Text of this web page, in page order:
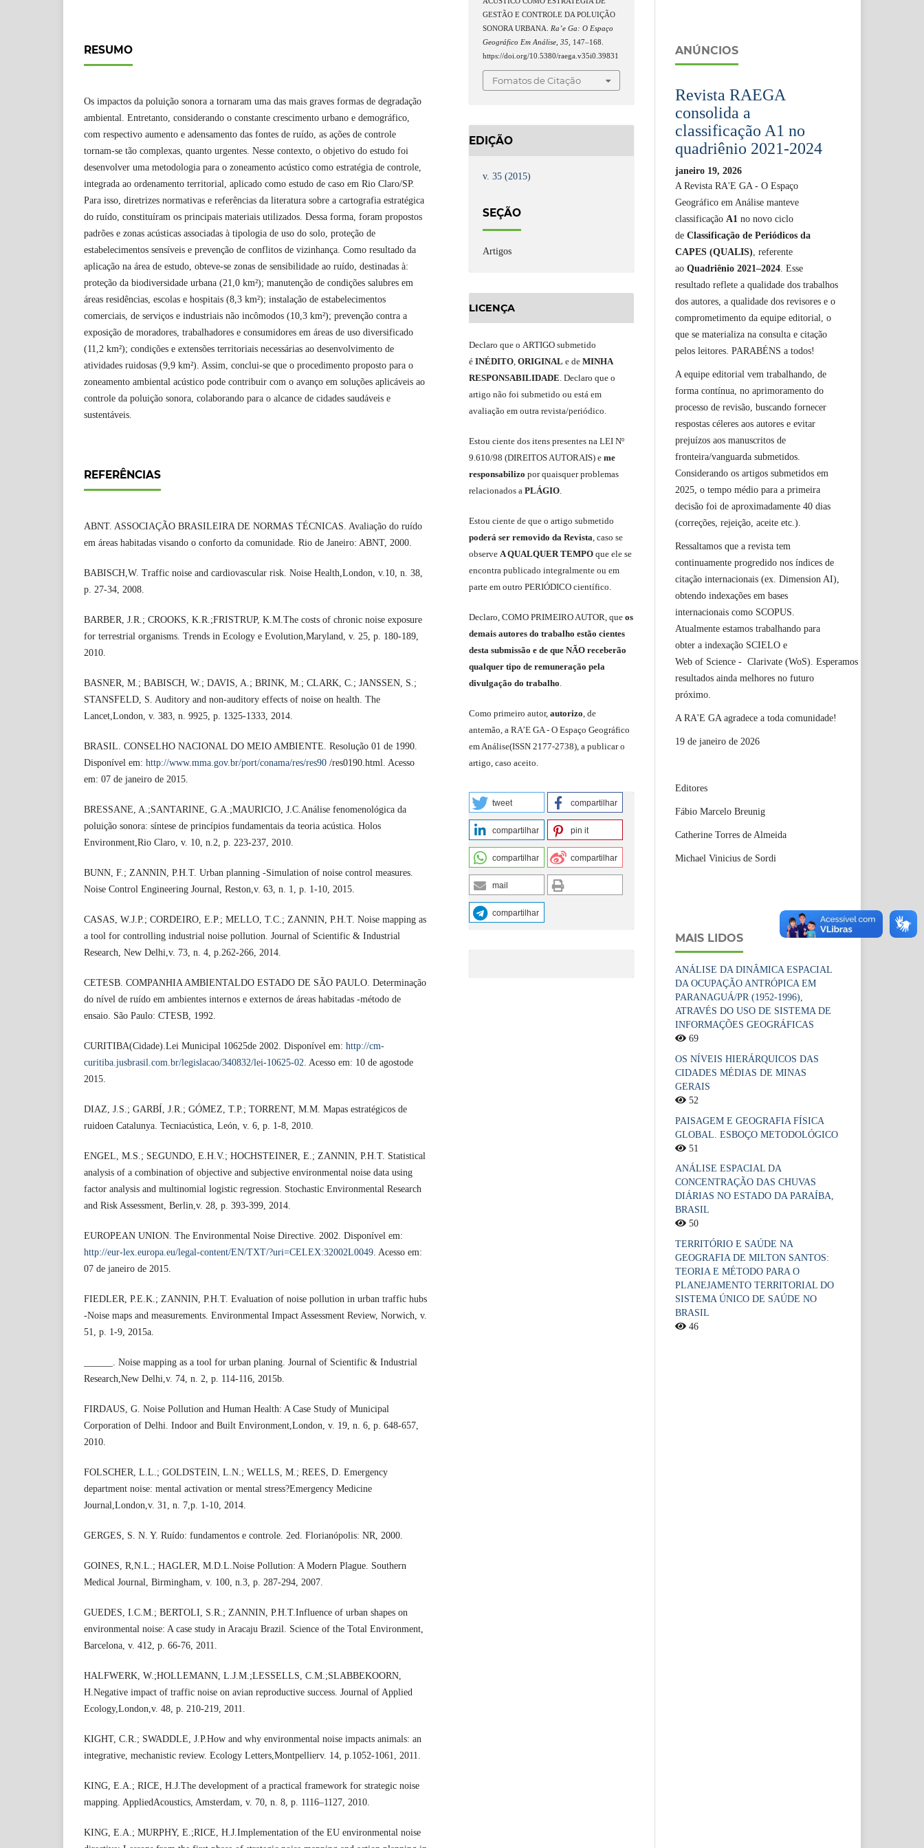
RESUMO
Os impactos da poluição sonora a tornaram uma das mais graves formas de degradação
ambiental. Entretanto, considerando o constante crescimento urbano e demográfico,
com respectivo aumento e adensamento das fontes de ruído, as ações de controle
tornam-se tão complexas, quanto urgentes. Nesse contexto, o objetivo do estudo foi
desenvolver uma metodologia para o zoneamento acústico como estratégia de controle,
integrada ao ordenamento territorial, aplicado como estudo de caso em Rio Claro/SP.
Para isso, diretrizes normativas e referências da literatura sobre a cartografia estratégica
do ruído, constituíram os principais materiais utilizados. Dessa forma, foram propostos
padrões e zonas acústicas associadas à tipologia de uso do solo, proteção de
estabelecimentos sensíveis e prevenção de conflitos de vizinhança. Como resultado da
aplicação na área de estudo, obteve-se zonas de sensibilidade ao ruído, destinadas à:
proteção da biodiversidade urbana (21,0 km²); manutenção de condições salubres em
áreas residências, escolas e hospitais (8,3 km²); instalação de estabelecimentos
comerciais, de serviços e industriais não incômodos (10,3 km²); prevenção contra a
exposição de moradores, trabalhadores e consumidores em áreas de uso diversificado
(11,2 km²); condições e extensões territoriais necessárias ao desenvolvimento de
atividades ruidosas (9,9 km²). Assim, conclui-se que o procedimento proposto para o
zoneamento ambiental acústico pode contribuir com o avanço em soluções aplicáveis ao
controle da poluição sonora, colaborando para o alcance de cidades saudáveis e
sustentáveis.
REFERÊNCIAS
ABNT. ASSOCIAÇÃO BRASILEIRA DE NORMAS TÉCNICAS. Avaliação do ruído
em áreas habitadas visando o conforto da comunidade. Rio de Janeiro: ABNT, 2000.
BABISCH,W. Traffic noise and cardiovascular risk. Noise Health,London, v.10, n. 38,
p. 27-34, 2008.
BARBER, J.R.; CROOKS, K.R.;FRISTRUP, K.M.The costs of chronic noise exposure
for terrestrial organisms. Trends in Ecology e Evolution,Maryland, v. 25, p. 180-189,
2010.
BASNER, M.; BABISCH, W.; DAVIS, A.; BRINK, M.; CLARK, C.; JANSSEN, S.;
STANSFELD, S. Auditory and non-auditory effects of noise on health. The
Lancet,London, v. 383, n. 9925, p. 1325-1333, 2014.
BRASIL. CONSELHO NACIONAL DO MEIO AMBIENTE. Resolução 01 de 1990.
Disponível em: http://www.mma.gov.br/port/conama/res/res90 /res0190.html. Acesso
em: 07 de janeiro de 2015.
BRESSANE, A.;SANTARINE, G.A.;MAURICIO, J.C.Análise fenomenológica da
poluição sonora: síntese de princípios fundamentais da teoria acústica. Holos
Environment,Rio Claro, v. 10, n.2, p. 223-237, 2010.
BUNN, F.; ZANNIN, P.H.T. Urban planning -Simulation of noise control measures.
Noise Control Engineering Journal, Reston,v. 63, n. 1, p. 1-10, 2015.
CASAS, W.J.P.; CORDEIRO, E.P.; MELLO, T.C.; ZANNIN, P.H.T. Noise mapping as
a tool for controlling industrial noise pollution. Journal of Scientific & Industrial
Research, New Delhi,v. 73, n. 4, p.262-266, 2014.
CETESB. COMPANHIA AMBIENTALDO ESTADO DE SÃO PAULO. Determinação
do nível de ruído em ambientes internos e externos de áreas habitadas -método de
ensaio. São Paulo: CTESB, 1992.
CURITIBA(Cidade).Lei Municipal 10625de 2002. Disponível em: http://cm-
curitiba.jusbrasil.com.br/legislacao/340832/lei-10625-02 . Acesso em: 10 de agostode
2015.
DIAZ, J.S.; GARBÍ, J.R.; GÓMEZ, T.P.; TORRENT, M.M. Mapas estratégicos de
ruidoen Catalunya. Tecniacústica, León, v. 6, p. 1-8, 2010.
ENGEL, M.S.; SEGUNDO, E.H.V.; HOCHSTEINER, E.; ZANNIN, P.H.T. Statistical
analysis of a combination of objective and subjective environmental noise data using
factor analysis and multinomial logistic regression. Stochastic Environmental Research
and Risk Assessment, Berlin,v. 28, p. 393-399, 2014.
EUROPEAN UNION. The Environmental Noise Directive. 2002. Disponível em:
http://eur-lex.europa.eu/legal-content/EN/TXT/?uri=CELEX:32002L0049. Acesso em:
07 de janeiro de 2015.
FIEDLER, P.E.K.; ZANNIN, P.H.T. Evaluation of noise pollution in urban traffic hubs
-Noise maps and measurements. Environmental Impact Assessment Review, Norwich, v.
51, p. 1-9, 2015a.
______. Noise mapping as a tool for urban planing. Journal of Scientific & Industrial
Research,New Delhi,v. 74, n. 2, p. 114-116, 2015b.
FIRDAUS, G. Noise Pollution and Human Health: A Case Study of Municipal
Corporation of Delhi. Indoor and Built Environment,London, v. 19, n. 6, p. 648-657,
2010.
FOLSCHER, L.L.; GOLDSTEIN, L.N.; WELLS, M.; REES, D. Emergency
department noise: mental activation or mental stress?Emergency Medicine
Journal,London,v. 31, n. 7,p. 1-10, 2014.
GERGES, S. N. Y. Ruído: fundamentos e controle. 2ed. Florianópolis: NR, 2000.
GOINES, R,N.L.; HAGLER, M.D.L.Noise Pollution: A Modern Plague. Southern
Medical Journal, Birmingham, v. 100, n.3, p. 287-294, 2007.
GUEDES, I.C.M.; BERTOLI, S.R.; ZANNIN, P.H.T.Influence of urban shapes on
environmental noise: A case study in Aracaju Brazil. Science of the Total Environment,
Barcelona, v. 412, p. 66-76, 2011.
HALFWERK, W.;HOLLEMANN, L.J.M.;LESSELLS, C.M.;SLABBEKOORN,
H.Negative impact of traffic noise on avian reproductive success. Journal of Applied
Ecology,London,v. 48, p. 210-219, 2011.
KIGHT, C.R.; SWADDLE, J.P.How and why environmental noise impacts animals: an
integrative, mechanistic review. Ecology Letters,Montpellierv. 14, p.1052-1061, 2011.
KING, E.A.; RICE, H.J.The development of a practical framework for strategic noise
mapping. AppliedAcoustics, Amsterdam, v. 70, n. 8, p. 1116–1127, 2010.
KING, E.A.; MURPHY, E.;RICE, H.J.Implementation of the EU environmental noise
GESTÃO E CONTROLE DA POLUIÇÃO
SONORA URBANA. Ra’e Ga: O Espaço
Geográfico Em Análise ,35 , 147–168.
https://doi.org/10.5380/raega.v35i0.39831
Fomatos de Citação
EDIÇÃO
v. 35 (2015)
SEÇÃO
Artigos
LICENÇA
Declaro que o ARTIGO submetido
é INÉDITO, ORIGINAL e de MINHA
RESPONSABILIDADE. Declaro que o
artigo não foi submetido ou está em
avaliação em outra revista/periódico.
Estou ciente dos itens presentes na LEI Nº
9.610/98 (DIREITOS AUTORAIS) e me
responsabilizo por quaisquer problemas
relacionados a PLÁGIO.
Estou ciente de que o artigo submetido
poderá ser removido da Revista, caso se
observe A QUALQUER TEMPO que ele se
encontra publicado integralmente ou em
parte em outro PERIÓDICO científico.
Declaro, COMO PRIMEIRO AUTOR, que os
demais autores do trabalho estão cientes
desta submissão e de que NÃO receberão
qualquer tipo de remuneração pela
divulgação do trabalho.
Como primeiro autor, autorizo, de
antemão, a RA’E GA - O Espaço Geográfico
em Análise(ISSN 2177-2738), a publicar o
artigo, caso aceito.
tweet compartilhar
compartilhar pin it
compartilhar compartilhar
mail
compartilhar
ANÚNCIOS
Revista RAEGA
consolida a
classificação A1 no
quadriênio 2021-2024
janeiro 19, 2026
A Revista RA'E GA - O Espaço
Geográfico em Análise manteve
classificação A1 no novo ciclo
de Classificação de Periódicos da
CAPES (QUALIS) , referente
ao Quadriênio 2021–2024 . Esse
resultado reflete a qualidade dos trabalhos
dos autores, a qualidade dos revisores e o
comprometimento da equipe editorial, o
que se materializa na consulta e citação
pelos leitores. PARABÉNS a todos!
A equipe editorial vem trabalhando, de
forma contínua, no aprimoramento do
processo de revisão, buscando fornecer
respostas céleres aos autores e evitar
prejuízos aos manuscritos de
fronteira/vanguarda submetidos.
Considerando os artigos submetidos em
2025, o tempo médio para a primeira
decisão foi de aproximadamente 40 dias
(correções, rejeição, aceite etc.).
Ressaltamos que a revista tem
continuamente progredido nos índices de
citação internacionais (ex. Dimension AI),
obtendo indexações em bases
internacionais como SCOPUS.
Atualmente estamos trabalhando para
obter a indexação SCIELO e
Web of Science - Clarivate (WoS). Esperamos
resultados ainda melhores no futuro
próximo.
A RA'E GA agradece a toda comunidade!
19 de janeiro de 2026
Editores
Fábio Marcelo Breunig
Catherine Torres de Almeida
Michael Vinicius de Sordi
MAIS LIDOS
ANÁLISE DA DINÂMICA ESPACIAL
DA OCUPAÇÃO ANTRÓPICA EM
PARANAGUÁ/PR (1952-1996),
ATRAVÉS DO USO DE SISTEMA DE
INFORMAÇÕES GEOGRÁFICAS
69
OS NÍVEIS HIERÁRQUICOS DAS
CIDADES MÉDIAS DE MINAS
GERAIS
52
PAISAGEM E GEOGRAFIA FÍSICA
GLOBAL. ESBOÇO METODOLÓGICO
51
ANÁLISE ESPACIAL DA
CONCENTRAÇÃO DAS CHUVAS
DIÁRIAS NO ESTADO DA PARAÍBA,
BRASIL
50
TERRITÓRIO E SAÚDE NA
GEOGRAFIA DE MILTON SANTOS:
TEORIA E MÉTODO PARA O
PLANEJAMENTO TERRITORIAL DO
SISTEMA ÚNICO DE SAÚDE NO
BRASIL
46